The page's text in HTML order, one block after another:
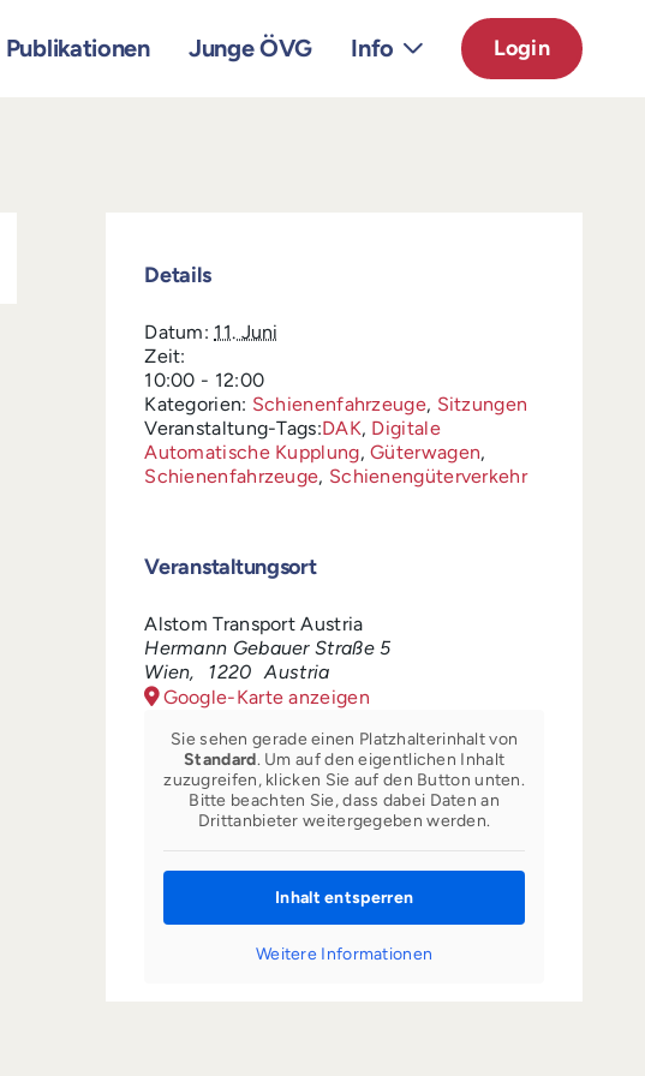
Publikationen Junge ÖVG Info Login
Details
Datum: 11. Juni
Zeit:
10:00 - 12:00
Kategorien: Schienenfahrzeuge, Sitzungen
Veranstaltung-Tags:DAK, Digitale
Automatische Kupplung,Güterwagen,
Schienenfahrzeuge, Schienengüterverkehr
Veranstaltungsort
Alstom Transport Austria
Hermann Gebauer Straße 5
Wien, 1220 Austria
Google-Karte anzeigen
Sie sehen gerade einen Platzhalterinhalt von
Standard. Um auf den eigentlichen Inhalt
zuzugreifen, klicken Sie auf den Button unten.
Bitte beachten Sie, dass dabei Daten an
Drittanbieter weitergegeben werden.
Inhalt entsperren
Weitere Informationen